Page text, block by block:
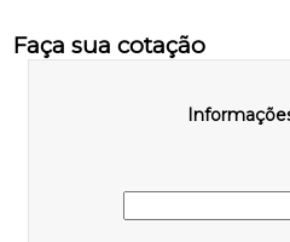
Faça sua cotação